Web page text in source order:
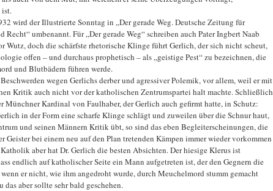
wird der Illustrierte Sonntag in „Der gerade Weg. Deutsche Zeitung für
Recht“ umbenannt. Für „Der gerade Weg“ schreiben auch Pater Ingbert Naab
Wutz, doch die schärfste rhetorische Klinge führt Gerlich, der sich nicht scheut,
offen – und durchaus prophetisch – als „geistige Pest“ zu bezeichnen, die
und Blutbädern führen werde.
wegen Gerlichs derber und agressiver Polemik, vor allem, weil er mit
Kritik auch nicht vor der katholischen Zentrumspartei halt machte. Schließlich
Münchner Kardinal von Faulhaber, der Gerlich auch gefirmt hatte, in Schutz:
in der Form eine scharfe Klinge schlägt und zuweilen über die Schnur haut,
und seinen Männern Kritik übt, so sind das eben Begleiterscheinungen, die
Geister bei einem neu auf den Plan tretenden Kämpen immer wieder vorkommen
aber hat Dr. Gerlich die besten Absichten. Der hiesige Klerus ist
endlich auf katholischer Seite ein Mann aufgetreten ist, der den Gegnern die
er nicht, wie ihm angedroht wurde, durch Meuchelmord stumm gemacht
das aber sollte sehr bald geschehen.